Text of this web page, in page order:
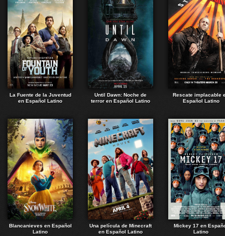
La Fuente de la Juventud
en Español Latino
Until Dawn: Noche de
terror en Español Latino
Rescate implacable
Español Latino
Blancanieves en Español
Latino
Una película de Minecraft
en Español Latino
Mickey 17 en
Latino